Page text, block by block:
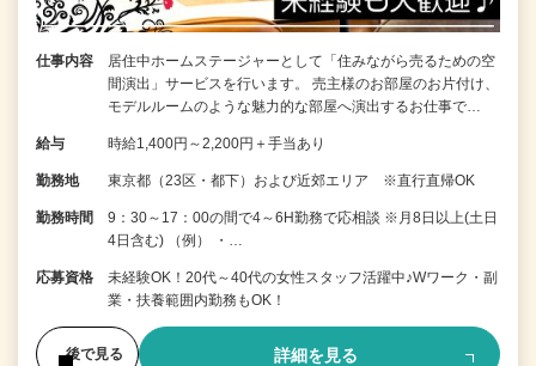
仕事内容
居住中ホームステージャーとして「住みながら売るための空
間演出」サービスを行います。 売主様のお部屋のお片付け、
モデルルームのような魅力的な部屋へ演出するお仕事で…
給与 時給1,400円～2,200円＋手当あり
勤務地 東京都（23区・都下）および近郊エリア ※直行直帰OK
勤務時間
9：30～17：00の間で4～6H勤務で応相談 ※月8日以上(土日
4日含む) （例） ・…
応募資格
未経験OK！20代～40代の女性スタッフ活躍中♪Wワーク・副
業・扶養範囲内勤務もOK！
後で見る 詳細を見る